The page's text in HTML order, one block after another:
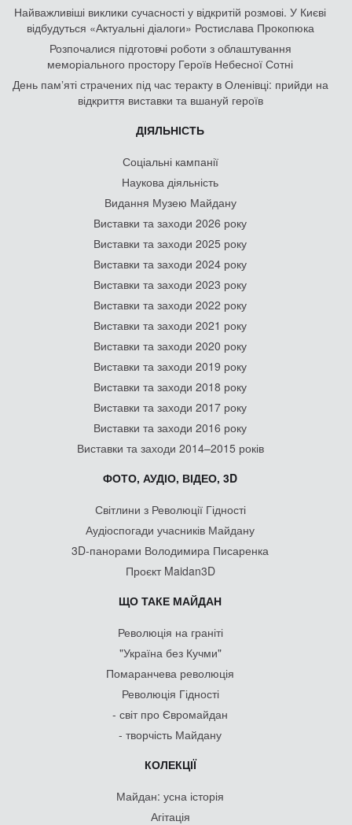
Найважливіші виклики сучасності у відкритій розмові. У Києві
відбудуться «Актуальні діалоги» Ростислава Прокопюка
Розпочалися підготовчі роботи з облаштування
меморіального простору Героїв Небесної Сотні
День памʼяті страчених під час теракту в Оленівці: прийди на
відкриття виставки та вшануй героїв
ДІЯЛЬНІСТЬ
Соціальні кампанії
Наукова діяльність
Видання Музею Майдану
Виставки та заходи 2026 року
Виставки та заходи 2025 року
Виставки та заходи 2024 року
Виставки та заходи 2023 року
Виставки та заходи 2022 року
Виставки та заходи 2021 року
Виставки та заходи 2020 року
Виставки та заходи 2019 року
Виставки та заходи 2018 року
Виставки та заходи 2017 року
Виставки та заходи 2016 року
Виставки та заходи 2014–2015 років
ФОТО, АУДІО, ВІДЕО, 3D
Світлини з Революції Гідності
Аудіоспогади учасників Майдану
3D-панорами Володимира Писаренка
Проєкт Maidan3D
ЩО ТАКЕ МАЙДАН
Революція на граніті
"Україна без Кучми"
Помаранчева революція
Революція Гідності
- світ про Євромайдан
- творчість Майдану
КОЛЕКЦІЇ
Майдан: усна історія
Агітація